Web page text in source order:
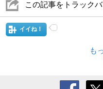
この記事をトラック
イイね！
も